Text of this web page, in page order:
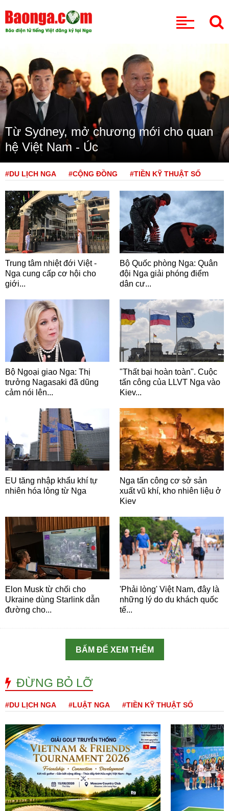
Từ Sydney, mở chương mới cho quan
hệ Việt Nam - Úc
#DU LỊCH NGA #CỘNG ĐỒNG #TIỀN KỸ THUẬT SỐ
Trung tâm nhiệt đới Việt -
Nga cung cấp cơ hội cho
giới...
Bộ Quốc phòng Nga: Quân
đội Nga giải phóng điểm
dân cư...
Bộ Ngoại giao Nga: Thị
trưởng Nagasaki đã dũng
cảm nói lên...
"Thất bại hoàn toàn". Cuộc
tấn công của LLVT Nga vào
Kiev...
EU tăng nhập khẩu khí tự
nhiên hóa lỏng từ Nga
Nga tấn công cơ sở sản
xuất vũ khí, kho nhiên liệu ở
Kiev
Elon Musk từ chối cho
Ukraine dùng Starlink dẫn
đường cho...
'Phải lòng' Việt Nam, đây là
những lý do du khách quốc
tế...
BẤM ĐỂ XEM THÊM
ĐỪNG BỎ LỠ
#DU LỊCH NGA #LUẬT NGA #TIỀN KỸ THUẬT SỐ